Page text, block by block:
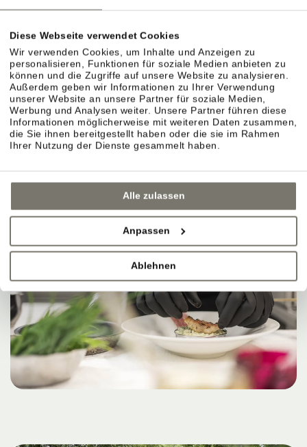
Diese Webseite verwendet Cookies
Wir verwenden Cookies, um Inhalte und Anzeigen zu
personalisieren, Funktionen für soziale Medien anbieten zu
können und die Zugriffe auf unsere Website zu analysieren.
Außerdem geben wir Informationen zu Ihrer Verwendung
unserer Website an unsere Partner für soziale Medien,
Werbung und Analysen weiter. Unsere Partner führen diese
Informationen möglicherweise mit weiteren Daten zusammen,
die Sie ihnen bereitgestellt haben oder die sie im Rahmen
Ihrer Nutzung der Dienste gesammelt haben.
Alle zulassen
Anpassen
Ablehnen